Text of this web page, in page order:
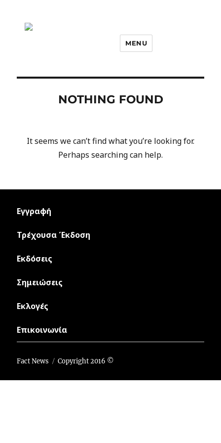
MENU
NOTHING FOUND
It seems we can’t find what you’re looking for.
Perhaps searching can help.
Εγγραφή
Τρέχουσα Έκδοση
Εκδόσεις
Σημειώσεις
Εκλογές
Επικοινωνία
Fact News Copyright 2016 ©